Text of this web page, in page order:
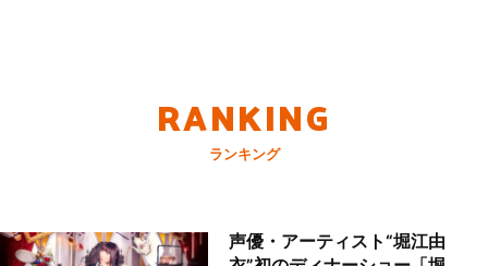
RANKING
ランキング
声優・アーティスト“堀江由